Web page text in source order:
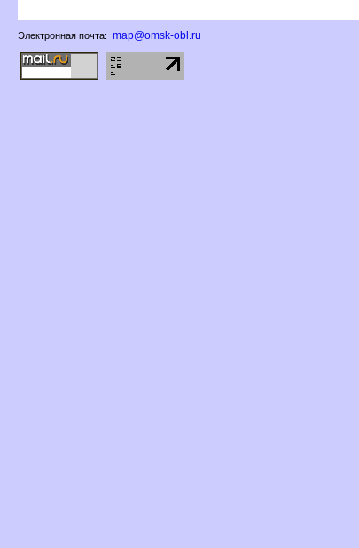
Электронная почта: map@omsk-obl.ru